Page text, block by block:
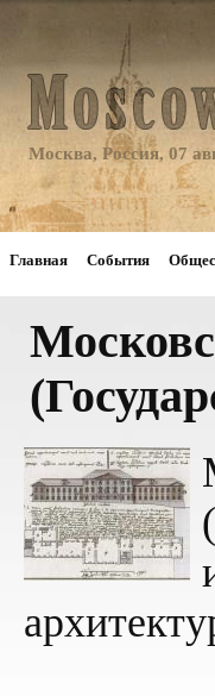
Москва, Россия, 07
Главная События